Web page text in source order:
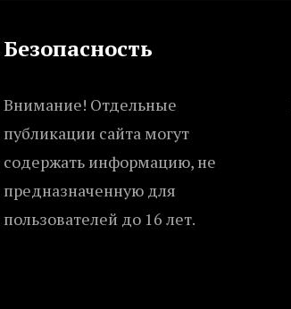
Безопасность
Внимание! Отдельные
публикации сайта могут
содержать информацию, не
предназначенную для
пользователей до 16 лет.